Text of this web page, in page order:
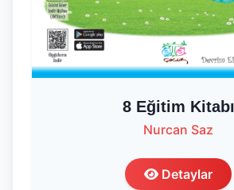
8 Eğitim Kitabı
Nurcan Saz
Detaylar